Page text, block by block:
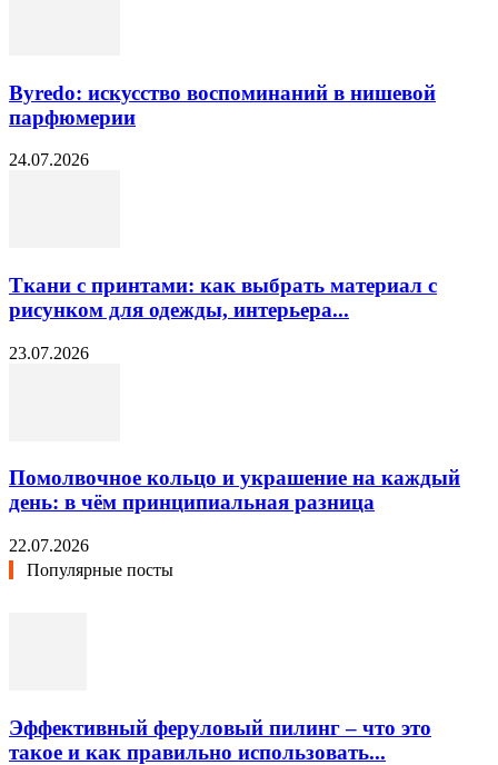
Byredo: искусство воспоминаний в нишевой
парфюмерии
24.07.2026
Ткани с принтами: как выбрать материал с
рисунком для одежды, интерьера...
23.07.2026
Помолвочное кольцо и украшение на каждый
день: в чём принципиальная разница
22.07.2026
Популярные посты
Эффективный феруловый пилинг – что это
такое и как правильно использовать...